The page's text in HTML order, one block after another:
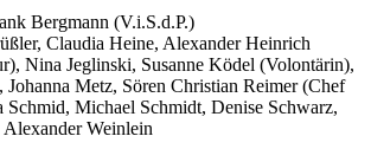
Bergmann (V.i.S.d.P.)
Claudia Heine, Alexander Heinrich
Nina Jeglinski, Susanne Ködel (Volontärin),
Johanna Metz, Sören Christian Reimer (Chef
Schmid, Michael Schmidt, Denise Schwarz,
Weinlein